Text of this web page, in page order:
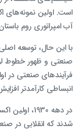
است. اولین نمونه‌های
آب امپراتوری روم
با این حال، توسعه
صنعتی و ظهور خطوط
انبساطی کارآمدتر
در دهه
شدند که انقلابی در